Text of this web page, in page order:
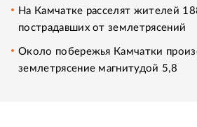
На Камчатке расселят жителей
пострадавших от землетрясений
Около побережья Камчатки
землетрясение магнитудой 5,8